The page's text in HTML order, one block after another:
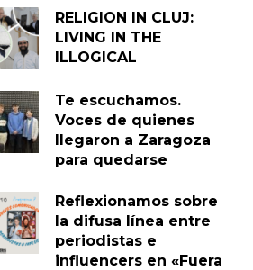
RELIGION IN CLUJ:
LIVING IN THE
ILLOGICAL
Te escuchamos.
Voces de quienes
llegaron a Zaragoza
para quedarse
Reflexionamos sobre
la difusa línea entre
periodistas e
influencers en «Fuera